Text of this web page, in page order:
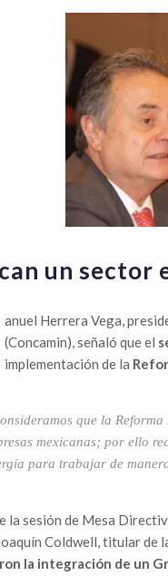
un
anuel Herrera Vega,
(Concamin), señaló que el
implementación de la
que la
mexicanas; por ello
para trabajar de
la sesión de Mesa
Coldwell, titular de
la integración de un